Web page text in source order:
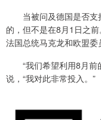
当被问及德国是否支
的，但不是在8月1日之
法国总统马克龙和欧盟委
“我们希望利用8月前
说，“我对此非常投入。”